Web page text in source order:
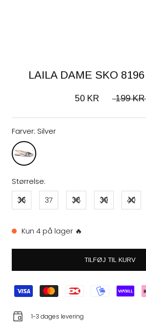
LAILA DAME SKO
50 KR 199 KR
Farver: Silver
Størrelse:
36
37 38 39 40
Kun 4 på lager 🔥
TILFØJ TIL KURV
1-3 dages levering